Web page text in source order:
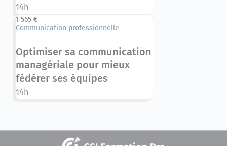
14h
1 565 €
Communication professionnelle
Optimiser sa communication
managériale pour mieux
fédérer ses équipes
14h